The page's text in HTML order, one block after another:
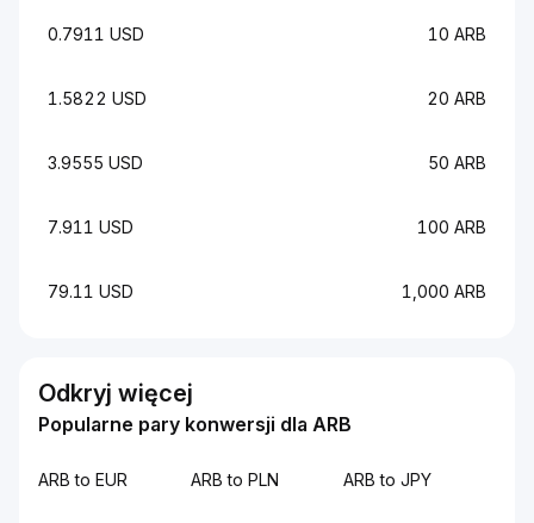
0.7911 USD 10 ARB
1.5822 USD 20 ARB
3.9555 USD 50 ARB
7.911 USD 100 ARB
79.11 USD 1,000 ARB
Odkryj więcej
Popularne pary konwersji dla ARB
ARB to EUR ARB to PLN ARB to JPY